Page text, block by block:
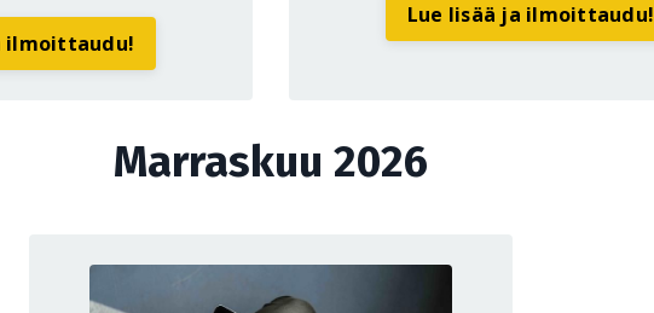
ilmoittaudu!
Lue lisää ja ilmoittaudu!
Marraskuu 2026